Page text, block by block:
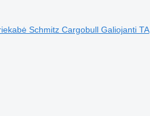
Schmitz Cargobull Galiojanti TA